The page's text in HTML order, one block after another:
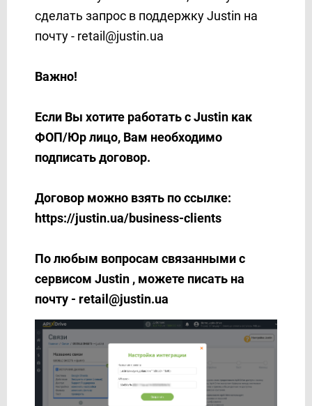
MeisterTask
Messente
Microsoft Dynamics 365
Mobile Text Alerts
Mobiniti
Monday.com
MoonMail
Moosend
MSG91
Multitexter
MySQL
Notion
OLX
сделать запрос в поддержку Justin на
почту - retail@justin.ua
Важно!
Если Вы хотите работать с Justin как
ФОП/Юр лицо, Вам необходимо
подписать договор.
Договор можно взять по ссылке:
https://justin.ua/business-clients
По любым вопросам связанными с
сервисом Justin , можете писать на
почту - retail@justin.ua